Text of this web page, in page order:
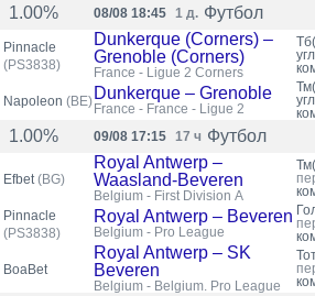
1.00% 08/08 18:45 1 д. Футбол
Pinnacle
(PS3838)
Dunkerque (Corners) –
Grenoble (Corners)
France - Ligue 2 Corners
Napoleon (BE) Dunkerque – Grenoble
France - France - Ligue 2
1.00%
09/08 17:15 17 ч Футбол
Efbet(BG)
Royal Antwerp –
Waasland-Beveren
Belgium - First Division A
Pinnacle
(PS3838)
Royal Antwerp – Beveren
Belgium - Pro League
BoaBet
Royal Antwerp – SK
Beveren
Belgium - Belgium. Pro League